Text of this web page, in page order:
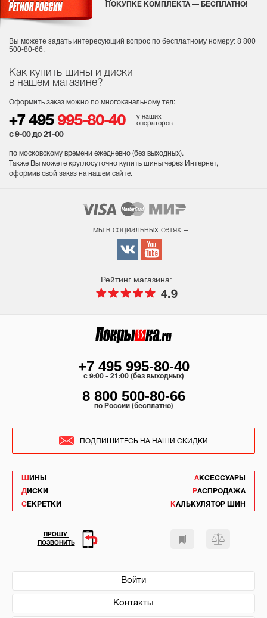
Как купить шины и диски
в нашем магазине?
Оформить заказ можно по многоканальному тел:
+7 495 995-80-40
у наших
операторов
с 9-00 до 21-00
по московскому времени ежедневно (без выходных).
Также Вы можете круглосуточно купить шины через Интернет,
оформив свой заказ на нашем сайте.
ПОКУПКЕ КОМПЛЕКТА — БЕСПЛАТНО!
Вы можете задать интересующий вопрос по бесплатному номеру: 8 800
500-80-66.
мы в социальных сетях –
Рейтинг магазина:
4.9
ШИНЫ
ДИСКИ
СЕКРЕТКИ
АКСЕССУАРЫ
РАСПРОДАЖА
КАЛЬКУЛЯТОР ШИН
Войти
Контакты
+7 495 995-80-40
c 9:00 - 21:00 (без выходных)
8 800 500-80-66
по России (бесплатно)
ПОДПИШИТЕСЬ НА НАШИ СКИДКИ
ПРОШУ
ПОЗВОНИТЬ